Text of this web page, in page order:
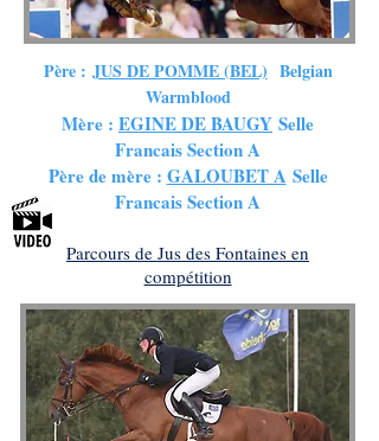
Père : JUS DE POMME (BEL) Belgian
Warmblood
Mère : EGINE DE BAUGY Selle
Francais Section A
Père de mère : GALOUBET ASelle
Francais Section A
Parcours de Jus des Fontaines en
compétition